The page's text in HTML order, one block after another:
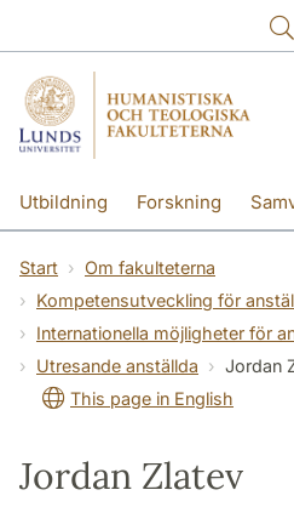
Utbildning Forskning
Start
Om fakulteterna
Kompetensutveckling för
Internationella möjligheter för
Utresande anställda
Jordan
This page in English
Jordan Zlatev